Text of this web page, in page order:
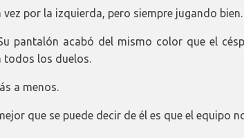
vez por la izquierda, pero siempre jugando bien.
pantalón acabó del mismo color que el
todos los duelos.
a menos.
que se puede decir de él es que el equipo